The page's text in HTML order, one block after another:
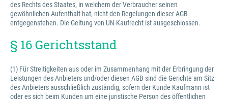
des Rechts des Staates, in welchem der Verbraucher seinen
gewöhnlichen Aufenthalt hat, nicht den Regelungen dieser AGB
entgegenstehen. Die Geltung von UN-Kaufrecht ist ausgeschlossen.
§ 16 Gerichtsstand
(1) Für Streitigkeiten aus oder im Zusammenhang mit der Erbringung der
Leistungen des Anbieters und/oder diesen AGB sind die Gerichte am Sitz
des Anbieters ausschließlich zuständig, sofern der Kunde Kaufmann ist
oder es sich beim Kunden um eine juristische Person des öffentlichen